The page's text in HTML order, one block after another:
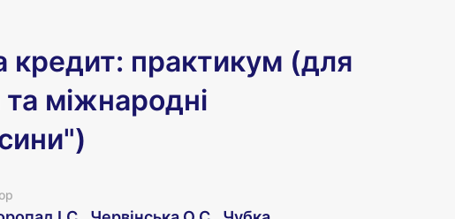
кредит: практикум (для
міжнародні